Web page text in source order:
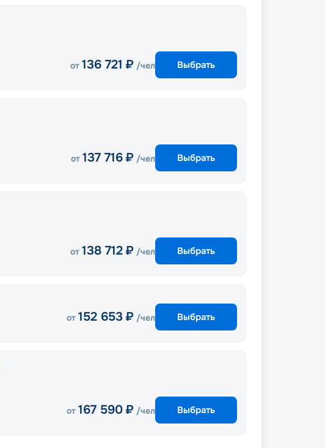
от 136 721 ₽ /чел Выбрать
от 137 716 ₽ /чел Выбрать
от 138 712 ₽ /чел Выбрать
от 152 653 ₽ /чел Выбрать
от 167 590 ₽ /чел Выбрать